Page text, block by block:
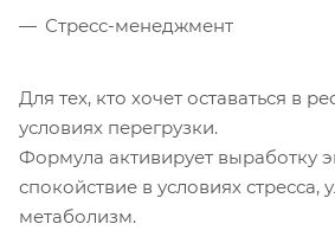
Стресс-менеджмент
Для тех, кто хочет оставаться в
условиях перегрузки.
Формула активирует выработку
спокойствие в условиях стресса,
метаболизм.